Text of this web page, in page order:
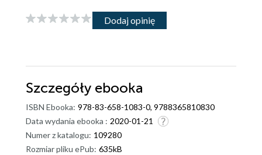
Dodaj opinię
Szczegóły ebooka
ISBN Ebooka: 978-83-658-1083-0, 9788365810830
Data wydania ebooka : 2020-01-21
Numer z katalogu: 109280
Rozmiar pliku ePub: 635kB